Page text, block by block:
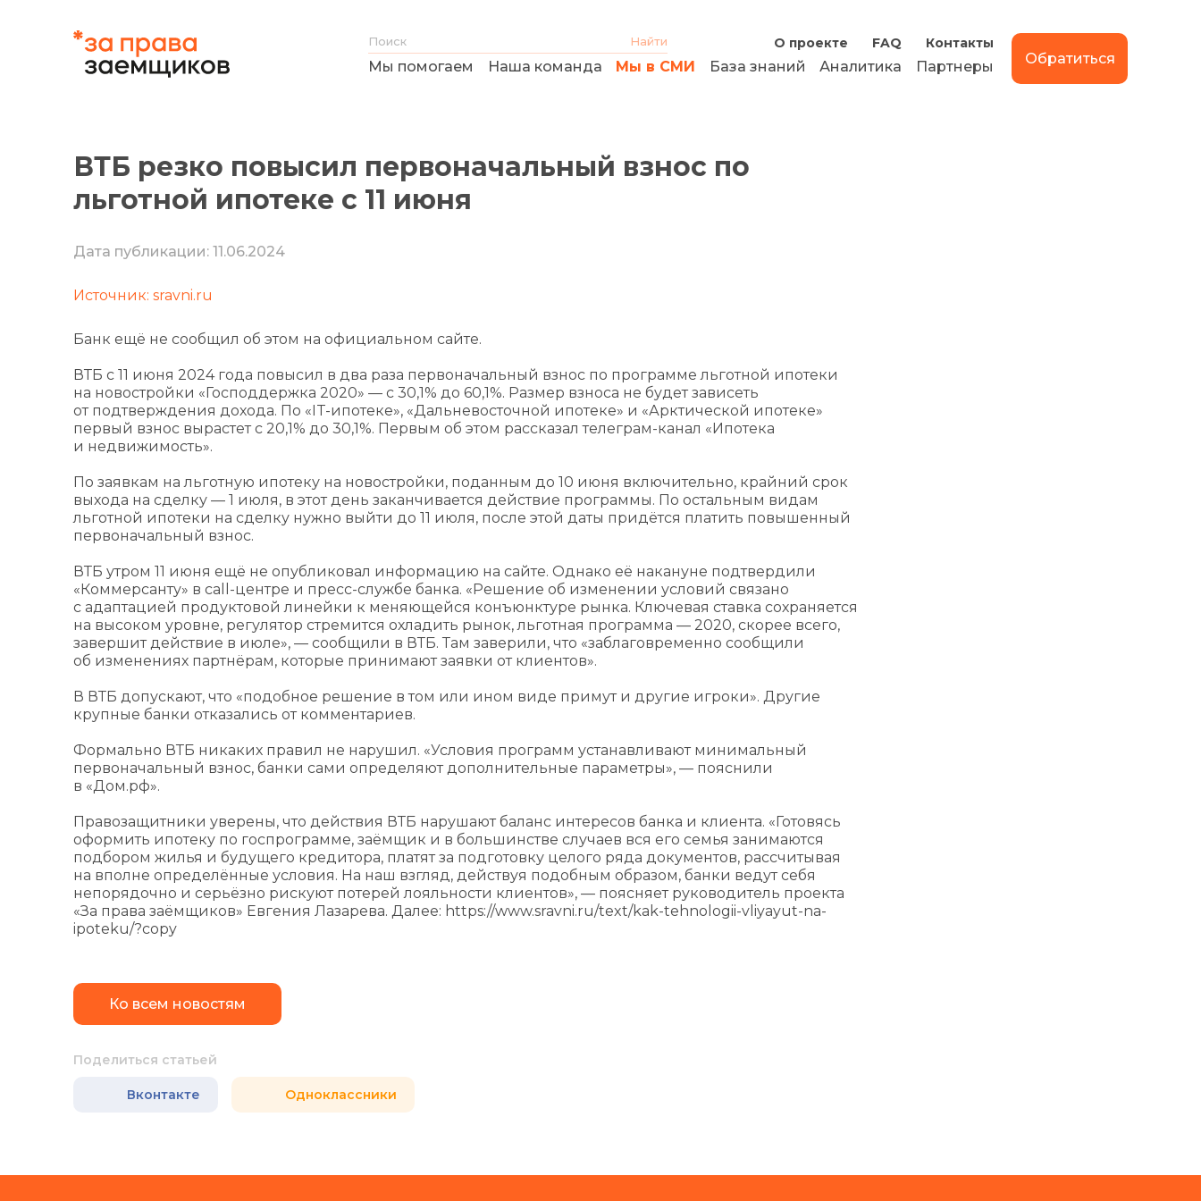
О проекте FAQ Контакты
Мы помогаем Наша команда Мы в СМИ База знаний Аналитика Партнеры Обратиться
ВТБ резко повысил первоначальный взнос по
льготной ипотеке с 11 июня
Дата публикации: 11.06.2024
Источник: sravni.ru
Банк ещё не сообщил об этом на официальном сайте.
ВТБ с 11 июня 2024 года повысил в два раза первоначальный взнос по программе льготной ипотеки
на новостройки «Господдержка 2020» — с 30,1% до 60,1%. Размер взноса не будет зависеть
от подтверждения дохода. По «IT-ипотеке», «Дальневосточной ипотеке» и «Арктической ипотеке»
первый взнос вырастет с 20,1% до 30,1%. Первым об этом рассказал телеграм-канал «Ипотека
и недвижимость».
По заявкам на льготную ипотеку на новостройки, поданным до 10 июня включительно, крайний срок
выхода на сделку — 1 июля, в этот день заканчивается действие программы. По остальным видам
льготной ипотеки на сделку нужно выйти до 11 июля, после этой даты придётся платить повышенный
первоначальный взнос.
ВТБ утром 11 июня ещё не опубликовал информацию на сайте. Однако её накануне подтвердили
«Коммерсанту» в call-центре и пресс-службе банка. «Решение об изменении условий связано
с адаптацией продуктовой линейки к меняющейся конъюнктуре рынка. Ключевая ставка сохраняется
на высоком уровне, регулятор стремится охладить рынок, льготная программа — 2020, скорее всего,
завершит действие в июле», — сообщили в ВТБ. Там заверили, что «заблаговременно сообщили
об изменениях партнёрам, которые принимают заявки от клиентов».
В ВТБ допускают, что «подобное решение в том или ином виде примут и другие игроки». Другие
крупные банки отказались от комментариев.
Формально ВТБ никаких правил не нарушил. «Условия программ устанавливают минимальный
первоначальный взнос, банки сами определяют дополнительные параметры», — пояснили
в «Дом.рф».
Правозащитники уверены, что действия ВТБ нарушают баланс интересов банка и клиента. «Готовясь
оформить ипотеку по госпрограмме, заёмщик и в большинстве случаев вся его семья занимаются
подбором жилья и будущего кредитора, платят за подготовку целого ряда документов, рассчитывая
на вполне определённые условия. На наш взгляд, действуя подобным образом, банки ведут себя
непорядочно и серьёзно рискуют потерей лояльности клиентов», — поясняет руководитель проекта
«За права заёмщиков» Евгения Лазарева. Далее: https://www.sravni.ru/text/kak-tehnologii-vliyayut-na-
ipoteku/?copy
Ко всем новостям
Поделиться статьей
Вконтакте Одноклассники